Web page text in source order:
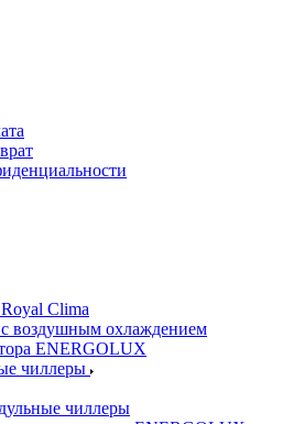
Clima
воздушным охлаждением
ENERGOLUX
чиллеры
чиллеры